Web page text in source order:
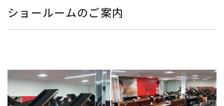
ショールームのご案内